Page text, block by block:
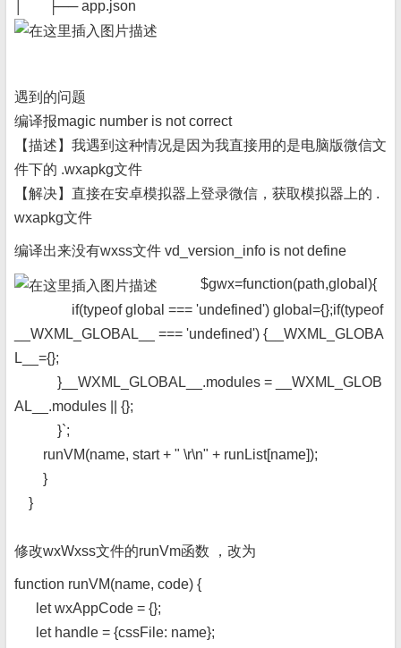
│ ├── app.json
遇到的问题
编译报magic number is not correct
【描述】我遇到这种情况是因为我直接用的是电脑版微信文
件下的 .wxapkg文件
【解决】直接在安卓模拟器上登录微信，获取模拟器上的 .
wxapkg文件
编译出来没有wxss文件 vd_version_info is not define
$gwx=function(path,global){
if(typeof global === 'undefined') global={};if(typeof
__WXML_GLOBAL__ === 'undefined') {__WXML_GLOBA
L__={};
}__WXML_GLOBAL__.modules = __WXML_GLOB
AL__.modules || {};
}`;
runVM(name, start + " \r\n" + runList[name]);
}
}
修改wxWxss文件的runVm函数 ，改为
function runVM(name, code) {
let wxAppCode = {};
let handle = {cssFile: name};